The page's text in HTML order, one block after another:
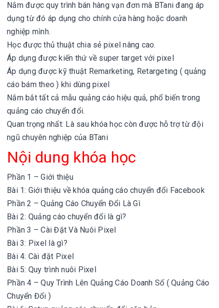
Nắm được quy trình bán hàng vạn đơn mà BTani đang áp
dụng từ đó áp dụng cho chính cửa hàng hoặc doanh
nghiệp mình.
Học được thủ thuật chia sẻ pixel nâng cao.
Áp dụng được kiến thứ về super target với pixel
Áp dụng được kỹ thuật Remarketing, Retargeting ( quảng
cáo bám theo ) khi dùng pixel
Nắm bắt tất cả mẫu quảng cáo hiệu quả, phổ biến trong
quảng cáo chuyển đổi.
Quan trọng nhất: Là sau khóa học còn được hỗ trợ từ đội
ngũ chuyên nghiệp của BTani
Nội dung khóa học
Phần 1 – Giới thiệu
Bài 1: Giới thiệu về khóa quảng cáo chuyển đổi Facebook
Phần 2 – Quảng Cáo Chuyển Đổi Là Gì
Bài 2: Quảng cáo chuyển đổi là gì?
Phần 3 – Cài Đặt Và Nuôi Pixel
Bài 3: Pixel là gì?
Bài 4: Cài đặt Pixel
Bài 5: Quy trình nuôi Pixel
Phần 4 – Quy Trình Lên Quảng Cáo Doanh Số ( Quảng Cáo
Chuyển Đổi )